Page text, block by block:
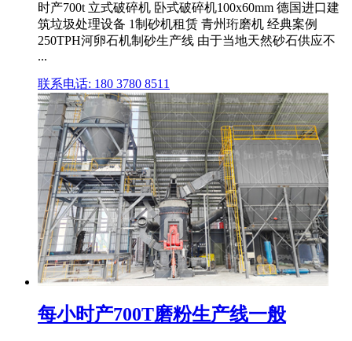
时产700t 立式破碎机 卧式破碎机100x60mm 德国进口建
筑垃圾处理设备 1制砂机租赁 青州珩磨机 经典案例
250TPH河卵石机制砂生产线 由于当地天然砂石供应不
...
联系电话: 180 3780 8511
每小时产700T磨粉生产线一般